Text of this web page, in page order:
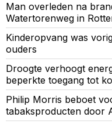
Man overleden na
Watertorenweg in
Kinderopvang was
ouders
Droogte verhoogt
beperkte toegang tot
Philip Morris beboet
tabaksproducten door